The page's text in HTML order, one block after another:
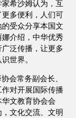
希沙姆认为，互
多便利，人们可
受众分享本国文
介绍，中华优秀
泛传播，让更多
世界。
会常务副会长、
对开展国际传播
文教育协会会
文化交流、文明